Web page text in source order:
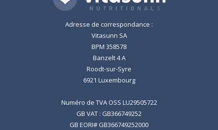
Adresse de correspondance :
Vitasunn SA
BPM 358578
Banzelt 4 A
Roodt-sur-Syre
6921 Luxembourg
Numéro de TVA OSS LU29505722
GB VAT : GB366749252
GB EORI# GB366749252000